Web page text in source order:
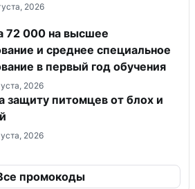
2026
72 000 на высшее
и среднее специальное
в первый год обучения
2026
защиту питомцев от блох и
2026
промокоды